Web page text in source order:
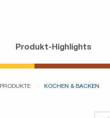
Produkt-Highlights
PRODUKTE KOCHEN & BACKEN